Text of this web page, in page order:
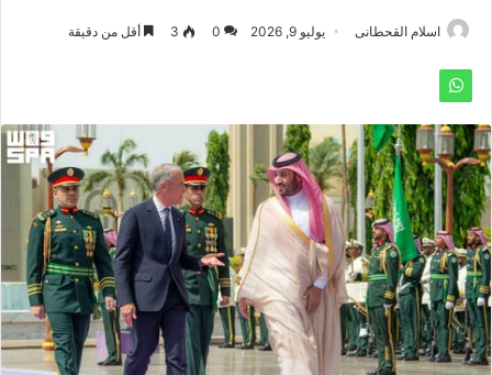
اسلام القحطانى يوليو 9, 2026 0
3 أقل من دقيقة